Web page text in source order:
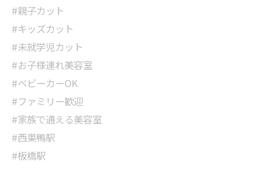
#親子カット
#キッズカット
#未就学児カット
#お子様連れ美容室
#ベビーカーOK
#ファミリー歓迎
#家族で通える美容室
#西巣鴨駅
#板橋駅